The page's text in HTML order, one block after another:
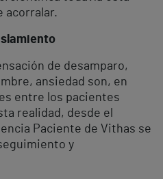
acorralar.
de desamparo,
ansiedad son, en
entre los pacientes
realidad, desde el
Paciente de Vithas se
y